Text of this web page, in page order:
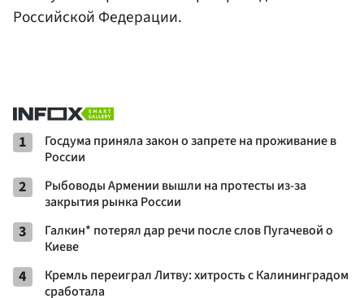
Российской Федерации.
1
Госдума приняла закон о запрете на проживание в
России
2
Рыбоводы Армении вышли на протесты из-за
закрытия рынка России
3
Галкин* потерял дар речи после слов Пугачевой о
Киеве
4
Кремль переиграл Литву: хитрость с Калининградом
сработала